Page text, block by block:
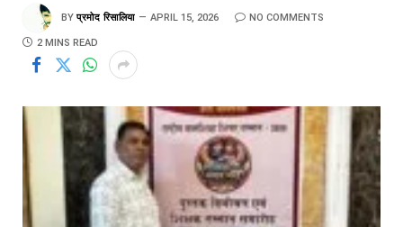
BY प्रमोद रिसालिया APRIL 15, 2026 NO COMMENTS
2 MINS READ